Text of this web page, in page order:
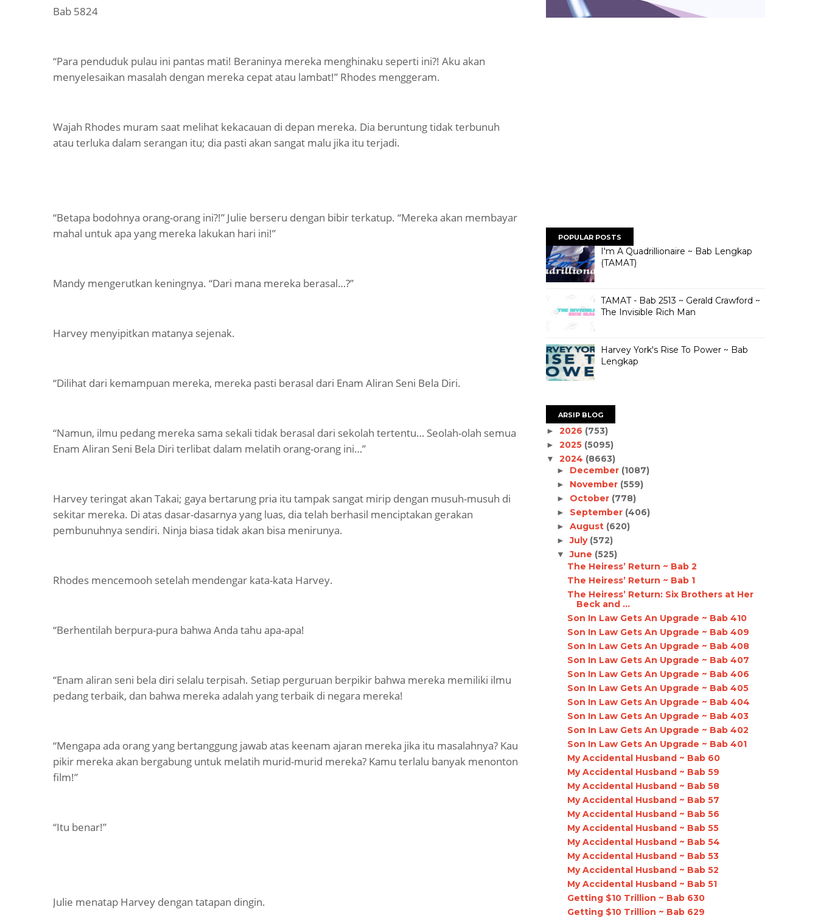
Bab 5824
“Para penduduk pulau ini pantas mati! Beraninya mereka menghinaku seperti ini?! Aku akan
menyelesaikan masalah dengan mereka cepat atau lambat!” Rhodes menggeram.
Wajah Rhodes muram saat melihat kekacauan di depan mereka. Dia beruntung tidak terbunuh
atau terluka dalam serangan itu; dia pasti akan sangat malu jika itu terjadi.
“Betapa bodohnya orang-orang ini?!” Julie berseru dengan bibir terkatup. “Mereka akan membayar
mahal untuk apa yang mereka lakukan hari ini!”
Mandy mengerutkan keningnya. “Dari mana mereka berasal…?”
Harvey menyipitkan matanya sejenak.
“Dilihat dari kemampuan mereka, mereka pasti berasal dari Enam Aliran Seni Bela Diri.
“Namun, ilmu pedang mereka sama sekali tidak berasal dari sekolah tertentu… Seolah-olah semua
Enam Aliran Seni Bela Diri terlibat dalam melatih orang-orang ini…”
Harvey teringat akan Takai; gaya bertarung pria itu tampak sangat mirip dengan musuh-musuh di
sekitar mereka. Di atas dasar-dasarnya yang luas, dia telah berhasil menciptakan gerakan
pembunuhnya sendiri. Ninja biasa tidak akan bisa menirunya.
Rhodes mencemooh setelah mendengar kata-kata Harvey.
“Berhentilah berpura-pura bahwa Anda tahu apa-apa!
“Enam aliran seni bela diri selalu terpisah. Setiap perguruan berpikir bahwa mereka memiliki ilmu
pedang terbaik, dan bahwa mereka adalah yang terbaik di negara mereka!
“Mengapa ada orang yang bertanggung jawab atas keenam ajaran mereka jika itu masalahnya? Kau
pikir mereka akan bergabung untuk melatih murid-murid mereka? Kamu terlalu banyak menonton
film!”
“Itu benar!”
Julie menatap Harvey dengan tatapan dingin.
POPULAR POSTS
I'm A Quadrillionaire ~ Bab Lengkap
(TAMAT)
TAMAT - Bab 2513 ~ Gerald Crawford ~
The Invisible Rich Man
Harvey York's Rise To Power ~ Bab
Lengkap
ARSIP BLOG
► 2026 (753)
► 2025 (5095)
▼ 2024 (8663)
► December (1087)
► November (559)
► October (778)
► September (406)
► August (620)
►July (572)
▼June (525)
The Heiress’ Return ~ Bab 2
The Heiress’ Return ~ Bab 1
The Heiress’ Return: Six Brothers at Her
Beck and ...
Son In Law Gets An Upgrade ~ Bab 410
Son In Law Gets An Upgrade ~ Bab 409
Son In Law Gets An Upgrade ~ Bab 408
Son In Law Gets An Upgrade ~ Bab 407
Son In Law Gets An Upgrade ~ Bab 406
Son In Law Gets An Upgrade ~ Bab 405
Son In Law Gets An Upgrade ~ Bab 404
Son In Law Gets An Upgrade ~ Bab 403
Son In Law Gets An Upgrade ~ Bab 402
Son In Law Gets An Upgrade ~ Bab 401
My Accidental Husband ~ Bab 60
My Accidental Husband ~ Bab 59
My Accidental Husband ~ Bab 58
My Accidental Husband ~ Bab 57
My Accidental Husband ~ Bab 56
My Accidental Husband ~ Bab 55
My Accidental Husband ~ Bab 54
My Accidental Husband ~ Bab 53
My Accidental Husband ~ Bab 52
My Accidental Husband ~ Bab 51
Getting $10 Trillion ~ Bab 630
Getting $10 Trillion ~ Bab 629